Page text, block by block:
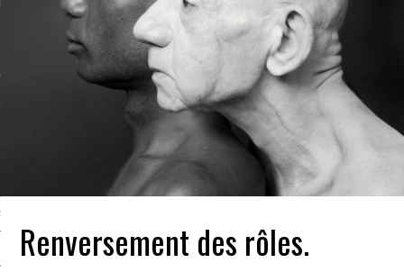
GUERRE
Renversement des rôles.